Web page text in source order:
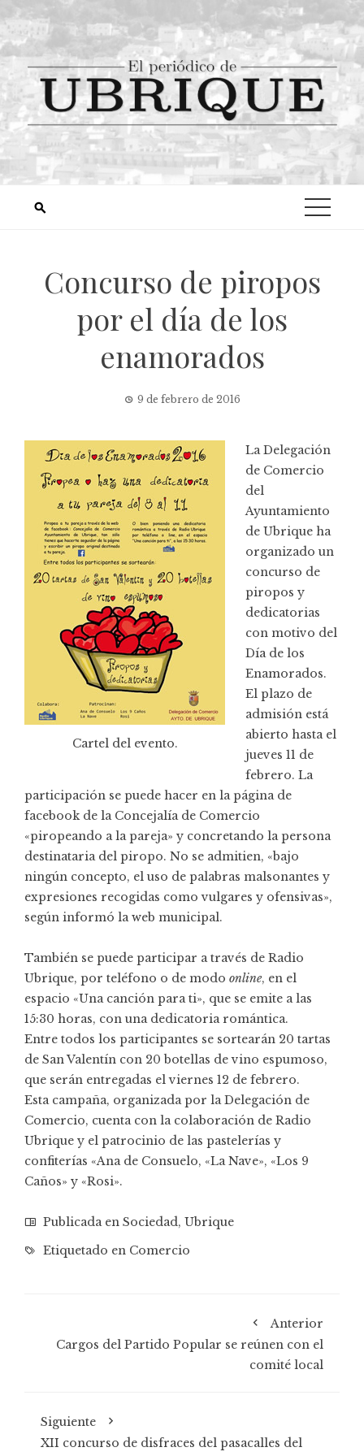
Concurso de piropos
por el día de los
enamorados
9 de febrero de 2016
Cartel del evento.
La Delegación
de Comercio
del
Ayuntamiento
de Ubrique ha
organizado un
concurso de
piropos y
dedicatorias
con motivo del
Día de los
Enamorados.
El plazo de
admisión está
abierto hasta el
jueves 11 de
febrero. La
participación se puede hacer en la página de
facebook de la Concejalía de Comercio
«piropeando a la pareja» y concretando la persona
destinataria del piropo. No se admitien, «bajo
ningún concepto, el uso de palabras malsonantes y
expresiones recogidas como vulgares y ofensivas»,
según informó la web municipal.
También se puede participar a través de Radio
Ubrique, por teléfono o de modo online, en el
espacio «Una canción para ti», que se emite a las
15:30 horas, con una dedicatoria romántica.
Entre todos los participantes se sortearán 20 tartas
de San Valentín con 20 botellas de vino espumoso,
que serán entregadas el viernes 12 de febrero.
Esta campaña, organizada por la Delegación de
Comercio, cuenta con la colaboración de Radio
Ubrique y el patrocinio de las pastelerías y
confiterías «Ana de Consuelo, «La Nave», «Los 9
Caños» y «Rosi».
Publicada en Sociedad, Ubrique
Etiquetado en Comercio
Anterior
Cargos del Partido Popular se reúnen con el
comité local
Siguiente
XII concurso de disfraces del pasacalles del